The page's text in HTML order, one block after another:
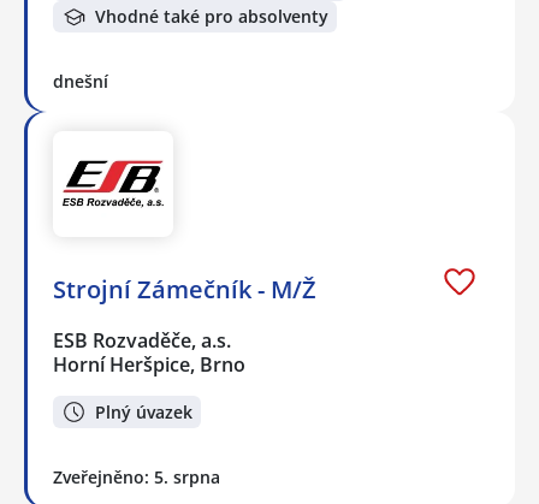
Vhodné také pro absolventy
dnešní
Strojní Zámečník - M/Ž
ESB Rozvaděče, a.s.
Horní Heršpice, Brno
Plný úvazek
Zveřejněno: 5. srpna